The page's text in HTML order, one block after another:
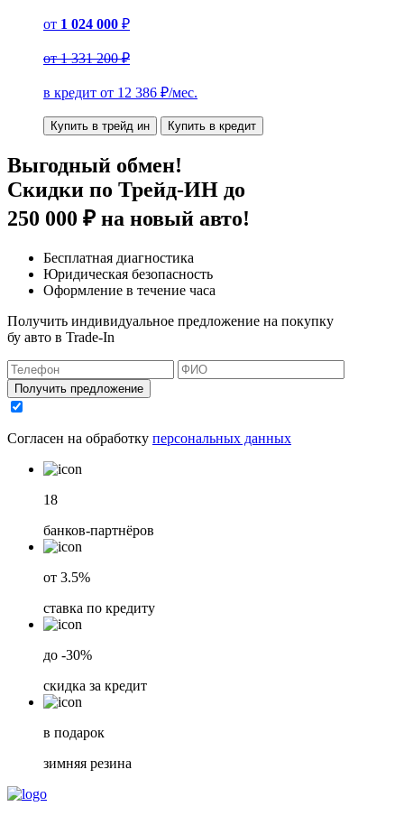
от 1 024 000 ₽
от1 331 200 ₽
в кредит от 12 386 ₽/мес.
Купить в трейд ин Купить в кредит
Выгодный обмен!
Скидки по Трейд-ИН до
250 000 ₽ на новый авто!
Бесплатная диагностика
Юридическая безопасность
Оформление в течение часа
Получить индивидуальное предложение на покупку
бу авто в Trade-In
Получить предложение
Согласен на обработку персональных данных
18
банков-партнёров
от 3.5%
ставка по кредиту
до -30%
скидка за кредит
в подарок
зимняя резина